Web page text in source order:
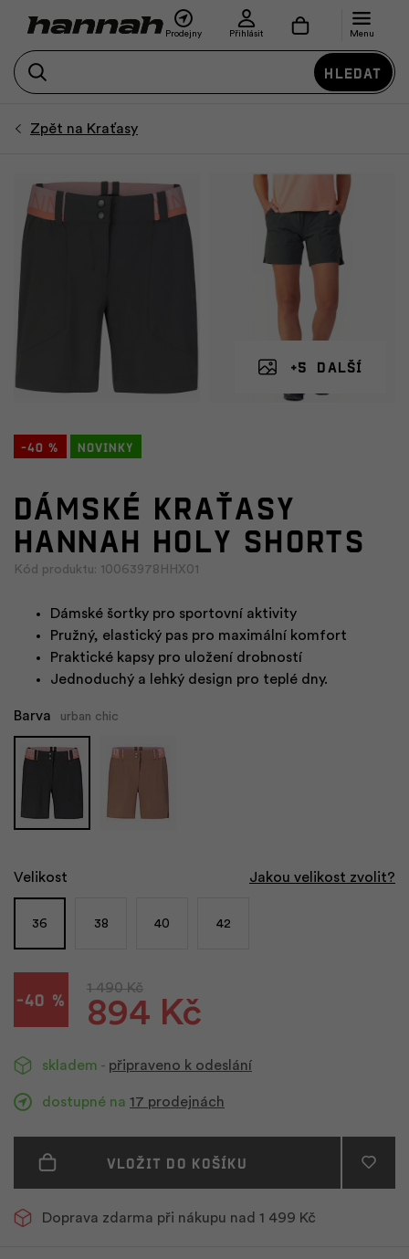
Hledat
Prodejny Přihlásit Menu
+5 další
-40 % Novinky
Dámské kraťasy
HANNAH HOLY SHORTS
Kód produktu: 10063978HHX01
Dámské šortky pro sportovní aktivity
Pružný, elastický pas pro maximální komfort
Praktické kapsy pro uložení drobností
Jednoduchý a lehký design pro teplé dny.
Barva urban chic
Velikost Jakou velikost zvolit?
36 38 40 42
-40 % 1 490 Kč
894 Kč
skladem - připraveno k odeslání
dostupné na 17 prodejnách
Vložit do košíku
Doprava zdarma při nákupu nad 1 499 Kč